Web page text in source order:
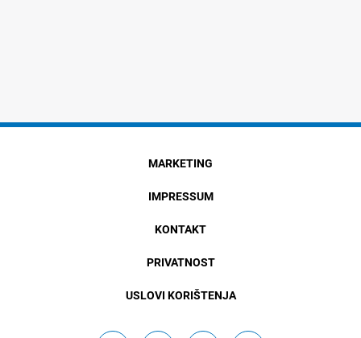
MARKETING
IMPRESSUM
KONTAKT
PRIVATNOST
USLOVI KORIŠTENJA